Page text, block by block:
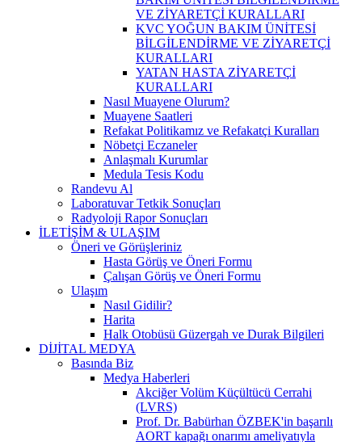
VE ZİYARETÇİ KURALLARI
KVC YOĞUN BAKIM ÜNİTESİ
BİLGİLENDİRME VE ZİYARETÇİ
KURALLARI
YATAN HASTA ZİYARETÇİ
KURALLARI
Nasıl Muayene Olurum?
Muayene Saatleri
Refakat Politikamız ve Refakatçi Kuralları
Nöbetçi Eczaneler
Anlaşmalı Kurumlar
Medula Tesis Kodu
Randevu Al
Laboratuvar Tetkik Sonuçları
Radyoloji Rapor Sonuçları
İLETİŞİM & ULAŞIM
Öneri ve Görüşleriniz
Hasta Görüş ve Öneri Formu
Çalışan Görüş ve Öneri Formu
Ulaşım
Nasıl Gidilir?
Harita
Halk Otobüsü Güzergah ve Durak Bilgileri
DİJİTAL MEDYA
Basında Biz
Medya Haberleri
Akciğer Volüm Küçültücü Cerrahi
(LVRS)
Prof. Dr. Babürhan ÖZBEK'in başarılı
AORT kapağı onarımı ameliyatıyla